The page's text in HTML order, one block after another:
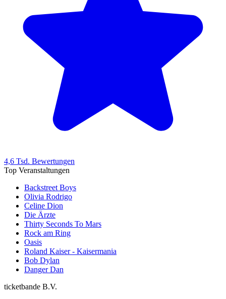
4,6 Tsd. Bewertungen
Top Veranstaltungen
Backstreet Boys
Olivia Rodrigo
Celine Dion
Die Ärzte
Thirty Seconds To Mars
Rock am Ring
Oasis
Roland Kaiser - Kaisermania
Bob Dylan
Danger Dan
ticketbande B.V.